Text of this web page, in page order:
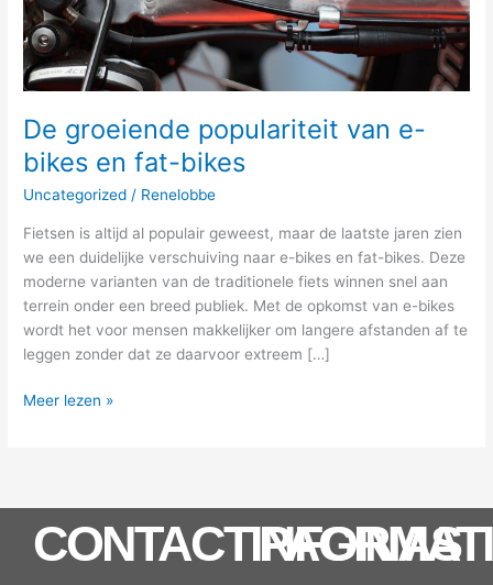
De groeiende populariteit van e-
bikes en fat-bikes
Uncategorized / Renelobbe
Fietsen is altijd al populair geweest, maar de laatste jaren zien
we een duidelijke verschuiving naar e-bikes en fat-bikes. Deze
moderne varianten van de traditionele fiets winnen snel aan
terrein onder een breed publiek. Met de opkomst van e-bikes
wordt het voor mensen makkelijker om langere afstanden af te
leggen zonder dat ze daarvoor extreem […]
fat-
bikes
Meer lezen »
PAGINAS